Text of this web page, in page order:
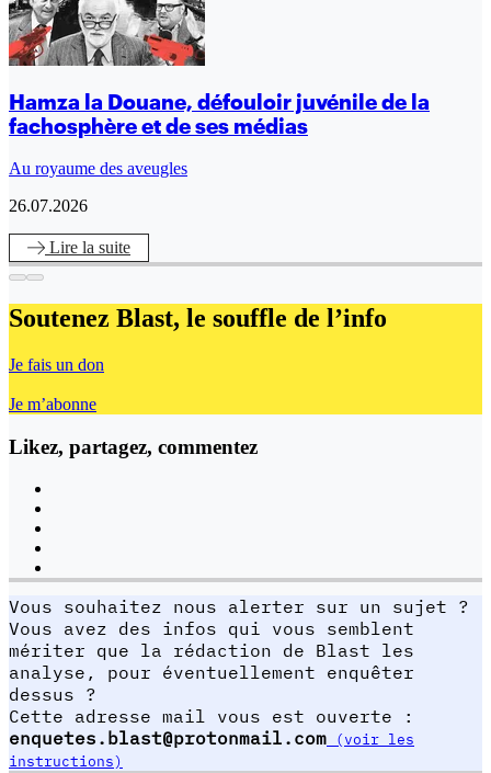
Hamza la Douane, défouloir juvénile de la
fachosphère et de ses médias
Au royaume des aveugles
26.07.2026
Lire la suite
Soutenez Blast, le souffle de l’info
Je fais un don
Je m’abonne
Likez, partagez, commentez
Vous souhaitez nous alerter sur un sujet ?
Vous avez des infos qui vous semblent
mériter que la rédaction de Blast les
analyse, pour éventuellement enquêter
dessus ?
Cette adresse mail vous est ouverte :
enquetes.blast@protonmail.com (voir les
instructions)